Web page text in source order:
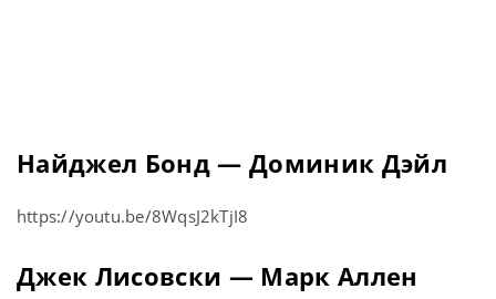
Найджел Бонд — Доминик Дэйл
https://youtu.be/8WqsJ2kTjI8
Джек Лисовски — Марк Аллен